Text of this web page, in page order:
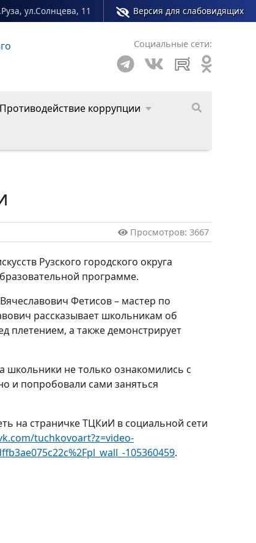
ул.Солнцева, 11 Версия для слабовидящих
Сайт молодежного центра Рузского
Социальные сети:
Противодействие коррупции
Просмотров: 3667
Рузского городского округа
программе.
Фетисов – мастер по
рассказывает школьникам об
плетением, а также демонстрирует
школьники не только ознакомились с
и попробовали сами заняться
на страничке ТЦКиИ в социальной сети
tuchkovoart?z=video-
105360459.